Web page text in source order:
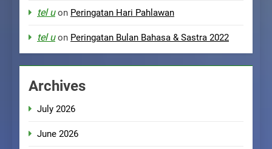
tel uon Peringatan Hari Pahlawan
tel uon Peringatan Bulan Bahasa & Sastra 2022
Archives
July 2026
June 2026